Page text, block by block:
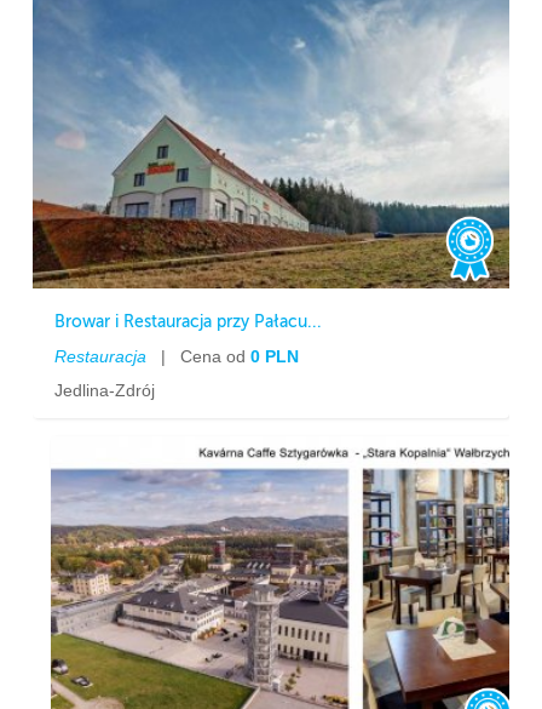
Browar i Restauracja przy Pałacu...
Restauracja | Cena od0 PLN
Jedlina-Zdrój